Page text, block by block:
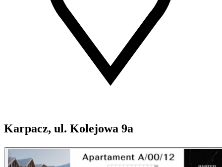
Karpacz, ul. Kolejowa 9a